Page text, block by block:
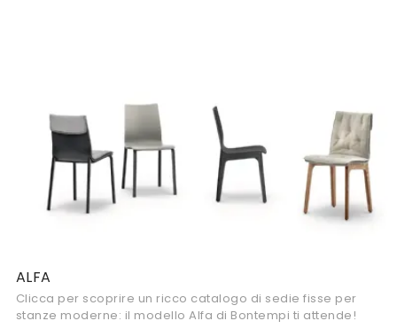
ALFA
Clicca per scoprire un ricco catalogo di sedie fisse per
stanze moderne: il modello Alfa di Bontempi ti attende!